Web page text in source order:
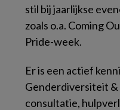
stil bij jaarlijkse
zoals o.a. Coming
Pride-week.
Er is een actief
Genderdiversiteit
consultatie,